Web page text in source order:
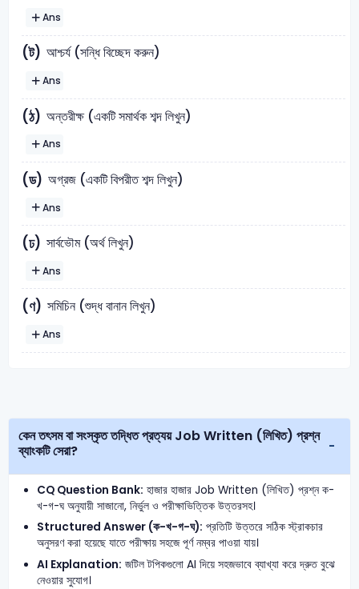
Ans
(ট) আশ্চর্য (সন্ধি বিচ্ছেদ করুন)
Ans
(ঠ) অন্তরীক্ষ (একটি সমার্থক শব্দ লিখুন)
Ans
(ড) অগ্রজ (একটি বিপরীত শব্দ লিখুন)
Ans
(ঢ) সার্বভৌম (অর্থ লিখুন)
Ans
(ণ) সমিচিন (শুদ্ধ বানান লিখুন)
Ans
কেন তৎসম বা সংস্কৃত তদ্ধিত প্রত্যয় Job Written (লিখিত) প্রশ্ন
ব্যাংকটি সেরা?
CQ Question Bank: হাজার হাজার Job Written (লিখিত) প্রশ্ন ক-
খ-গ-ঘ অনুযায়ী সাজানো, নির্ভুল ও পরীক্ষাভিত্তিক উত্তরসহ।
Structured Answer (ক-খ-গ-ঘ): প্রতিটি উত্তরে সঠিক স্ট্রাকচার
অনুসরণ করা হয়েছে যাতে পরীক্ষায় সহজে পূর্ণ নম্বর পাওয়া যায়।
AI Explanation: জটিল টপিকগুলো AI দিয়ে সহজভাবে ব্যাখ্যা করে দ্রুত বুঝে
নেওয়ার সুযোগ।